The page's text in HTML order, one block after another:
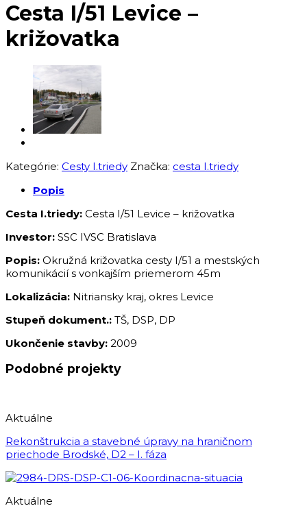
Cesta I/51 Levice –
križovatka
Kategórie: Cesty I.triedy Značka: cesta I.triedy
Popis
Cesta I.triedy: Cesta I/51 Levice – križovatka
Investor: SSC IVSC Bratislava
Popis: Okružná križovatka cesty I/51 a mestských
komunikácií s vonkajším priemerom 45m
Lokalizácia: Nitriansky kraj, okres Levice
Stupeň dokument.: TŠ, DSP, DP
Ukončenie stavby: 2009
Podobné projekty
Aktuálne
Rekonštrukcia a stavebné úpravy na hraničnom
priechode Brodské, D2 – I. fáza
Aktuálne